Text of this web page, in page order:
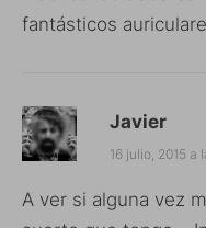
fantásticos
Javier
16 julio, 2015 a
A ver si alguna vez